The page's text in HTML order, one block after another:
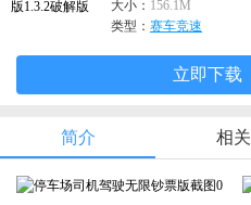
大小： 156.1M
类型： 赛车竞速
立即下载
简介 相关